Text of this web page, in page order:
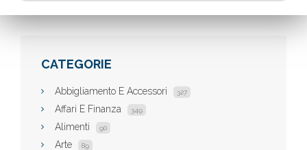
CATEGORIE
Abbigliamento E Accessori 327
Affari E Finanza 349
Alimenti 90
Arte 89